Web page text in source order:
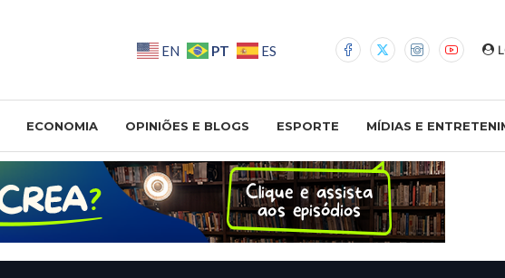
EN PT ES
ECONOMIA OPINIÕES E BLOGS ESPORTE MÍDIAS E